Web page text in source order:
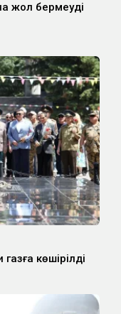
жол бермеуді
көшірілді